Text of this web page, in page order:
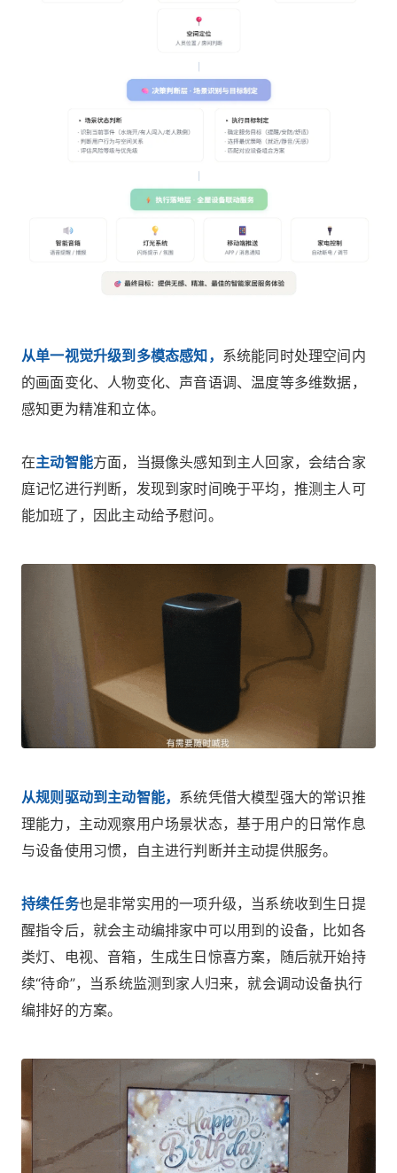
从单一视觉升级到多模态感知， 系统能同时处理空间内
的画面变化、人物变化、声音语调、温度等多维数据，
感知更为精准和立体。
在主动智能方面，当摄像头感知到主人回家，会结合家
庭记忆进行判断，发现到家时间晚于平均，推测主人可
能加班了，因此主动给予慰问。
从规则驱动到主动智能， 系统凭借大模型强大的常识推
理能力，主动观察用户场景状态，基于用户的日常作息
与设备使用习惯，自主进行判断并主动提供服务。
持续任务也是非常实用的一项升级，当系统收到生日提
醒指令后，就会主动编排家中可以用到的设备，比如各
类灯、电视、音箱，生成生日惊喜方案，随后就开始持
续“待命”，当系统监测到家人归来，就会调动设备执行
编排好的方案。